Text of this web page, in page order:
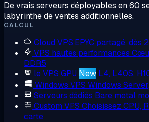
De vrais serveurs déployables en 60
labyrinthe de ventes additionnelles.
CALCUL
Cloud VPS EPYC partagé, dès
VPS hautes performances
DDR5
le VPS GPU New L4, L40S,
Windows VPS Windows
Serveurs dédiés Bare metal
Custom VPS Choisissez CPU,
carte